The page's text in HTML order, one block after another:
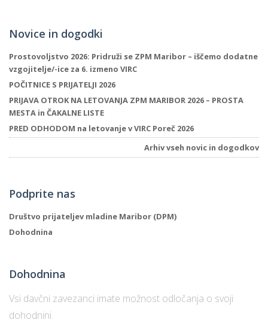
Novice in dogodki
Prostovoljstvo 2026: Pridruži se ZPM Maribor – iščemo dodatne
vzgojitelje/-ice za 6. izmeno VIRC
POČITNICE S PRIJATELJI 2026
PRIJAVA OTROK NA LETOVANJA ZPM MARIBOR 2026 – PROSTA
MESTA in ČAKALNE LISTE
PRED ODHODOM na letovanje v VIRC Poreč 2026
Arhiv vseh novic in dogodkov
Podprite nas
Društvo prijateljev mladine Maribor (DPM)
Dohodnina
Dohodnina
Vsi davčni zavezanci imate možnost odločanja o svoji
dohodnini.